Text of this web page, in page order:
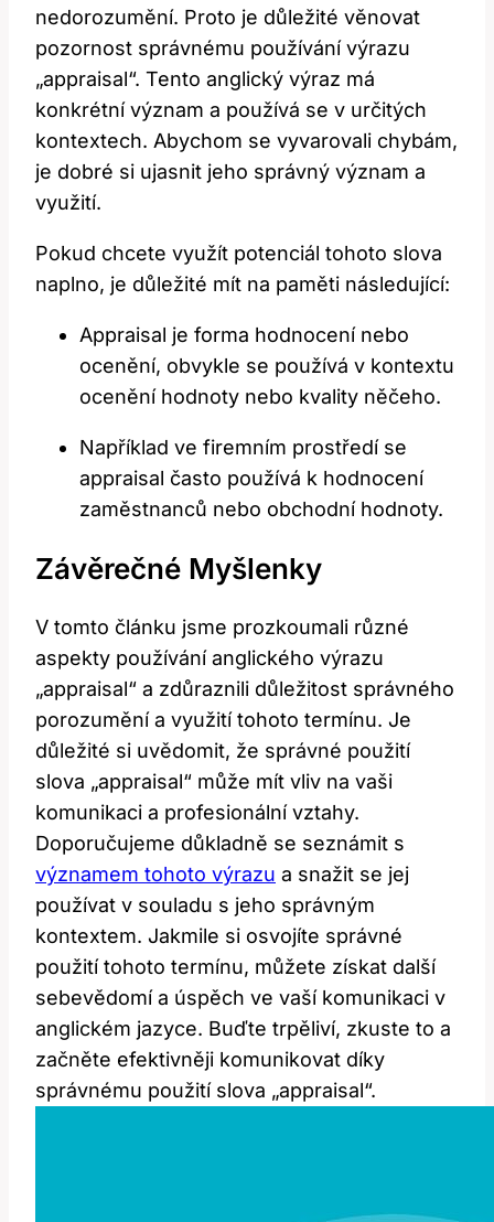
nedorozumění. Proto je důležité věnovat
pozornost správnému používání výrazu
„appraisal“. Tento anglický výraz má
konkrétní význam a používá se v určitých
kontextech. Abychom se vyvarovali chybám,
je dobré si ujasnit jeho správný význam a
využití.
Pokud chcete využít potenciál tohoto slova
naplno, je důležité mít na paměti následující:
Appraisal je forma hodnocení nebo
ocenění, obvykle se používá v kontextu
ocenění hodnoty nebo kvality něčeho.
Například ve firemním prostředí se
appraisal často používá k hodnocení
zaměstnanců nebo obchodní hodnoty.
Závěrečné Myšlenky
V tomto článku jsme prozkoumali různé
aspekty používání anglického výrazu
„appraisal“ a zdůraznili důležitost správného
porozumění a využití tohoto termínu. Je
důležité si uvědomit, že správné použití
slova „appraisal“ může mít vliv na vaši
komunikaci a profesionální vztahy.
Doporučujeme důkladně se seznámit s
významem tohoto výrazu a snažit se jej
používat v souladu s jeho správným
kontextem. Jakmile si osvojíte správné
použití tohoto termínu, můžete získat další
sebevědomí a úspěch ve vaší komunikaci v
anglickém jazyce. Buďte trpěliví, zkuste to a
začněte efektivněji komunikovat díky
správnému použití slova „appraisal“.